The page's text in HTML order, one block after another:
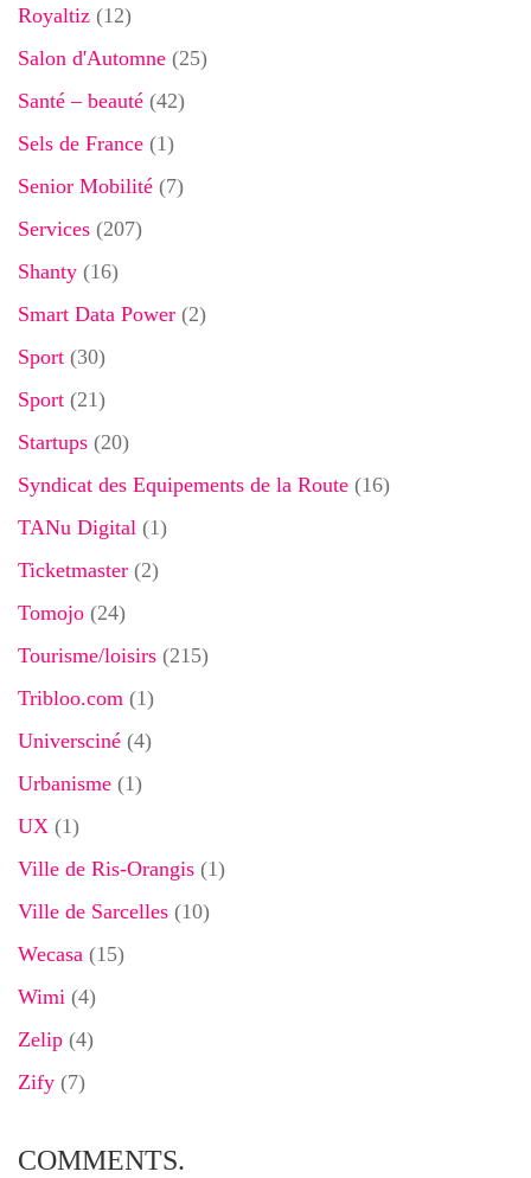
Royaltiz (12)
Salon d'Automne (25)
Santé – beauté (42)
Sels de France (1)
Senior Mobilité (7)
Services (207)
Shanty (16)
Smart Data Power (2)
Sport (30)
Sport (21)
Startups (20)
Syndicat des Equipements de la Route (16)
TANu Digital (1)
Ticketmaster (2)
Tomojo (24)
Tourisme/loisirs (215)
Tribloo.com (1)
Universciné (4)
Urbanisme (1)
UX (1)
Ville de Ris-Orangis (1)
Ville de Sarcelles (10)
Wecasa (15)
Wimi (4)
Zelip (4)
Zify (7)
COMMENTS.